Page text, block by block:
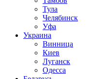
Тула
Челябинск
Уфа
Украина
Винница
Киев
Луганск
Одесса